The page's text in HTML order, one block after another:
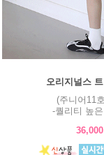
오리지널스
(주니어11
-퀄리티 높
36,000